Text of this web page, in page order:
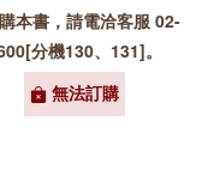
本書，請電洽客服 02-
分機130、131]。
無法訂購